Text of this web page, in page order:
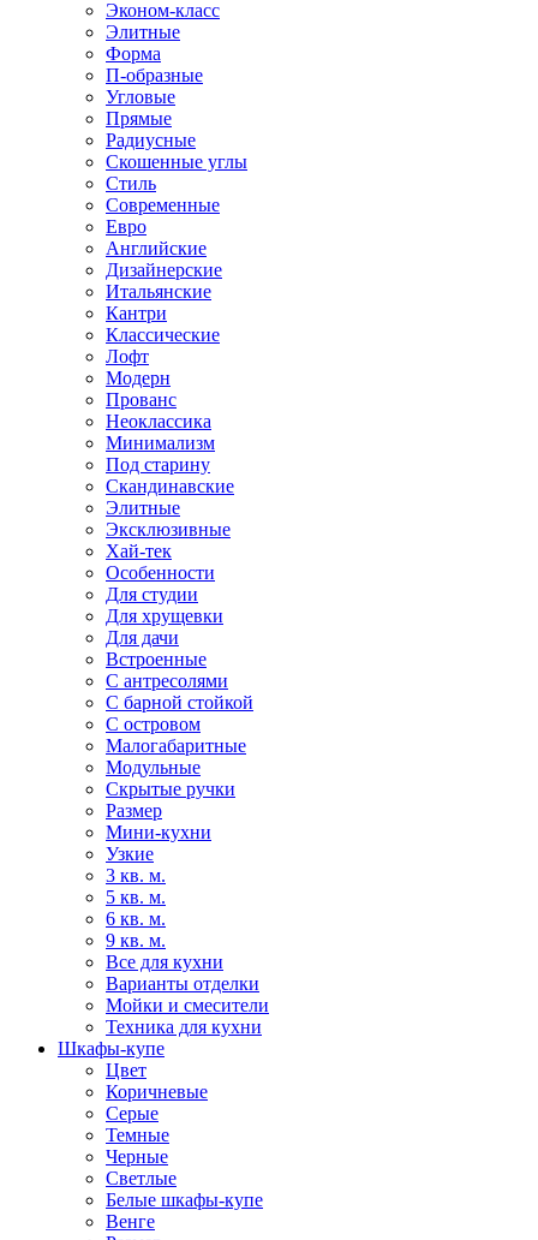
Эконом-класс
Элитные
Форма
П-образные
Угловые
Прямые
Радиусные
Скошенные углы
Стиль
Современные
Евро
Английские
Дизайнерские
Итальянские
Кантри
Классические
Лофт
Модерн
Прованс
Неоклассика
Минимализм
Под старину
Скандинавские
Элитные
Эксклюзивные
Хай-тек
Особенности
Для студии
Для хрущевки
Для дачи
Встроенные
С антресолями
С барной стойкой
С островом
Малогабаритные
Модульные
Скрытые ручки
Размер
Мини-кухни
Узкие
3 кв. м.
5 кв. м.
6 кв. м.
9 кв. м.
Все для кухни
Варианты отделки
Мойки и смесители
Техника для кухни
Шкафы-купе
Цвет
Коричневые
Серые
Темные
Черные
Светлые
Белые шкафы-купе
Венге